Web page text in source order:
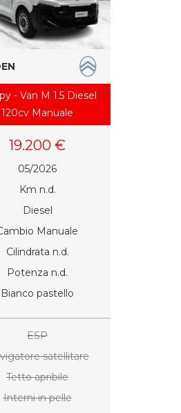
- Van M 1.5 Diesel
120cv Manuale
19.200 €
05/2026
Km n.d.
Diesel
Manuale
Cilindrata n.d.
Potenza n.d.
Bianco pastello
ESP
satellitare
Tetto apribile
Interni in pelle